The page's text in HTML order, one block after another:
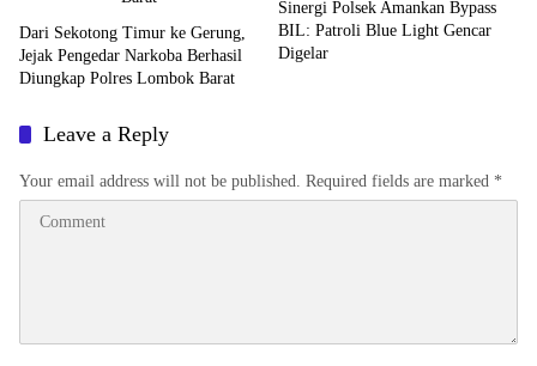
Dari Sekotong Timur ke Gerung,
Jejak Pengedar Narkoba Berhasil
Diungkap Polres Lombok Barat
Sinergi Polsek Amankan Bypass
BIL: Patroli Blue Light Gencar
Digelar
Leave a Reply
Your email address will not be published. Required fields are marked *